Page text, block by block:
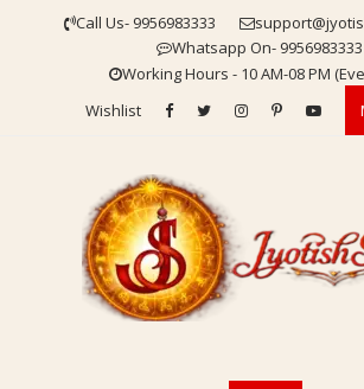
Call Us- 9956983333
Whatsapp On- 9956983333
Working Hours - 10 AM-08 PM
Wishlist